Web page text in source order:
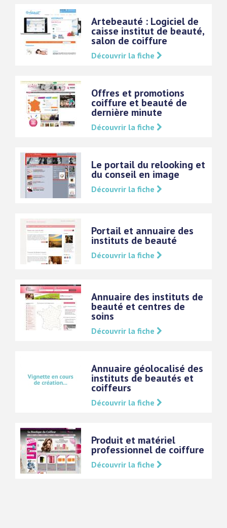
Artebeauté : Logiciel de
caisse institut de beauté,
salon de coiffure
Découvrir la fiche
Offres et promotions
coiffure et beauté de
dernière minute
Découvrir la fiche
Le portail du relooking et
du conseil en image
Découvrir la fiche
Portail et annuaire des
instituts de beauté
Découvrir la fiche
Annuaire des instituts de
beauté et centres de
soins
Découvrir la fiche
Annuaire géolocalisé des
instituts de beautés et
coiffeurs
Découvrir la fiche
Produit et matériel
professionnel de coiffure
Découvrir la fiche